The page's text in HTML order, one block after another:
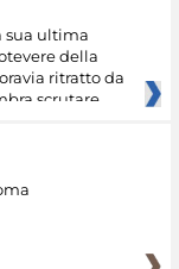
sua ultima
della
ritratto da
scrutare